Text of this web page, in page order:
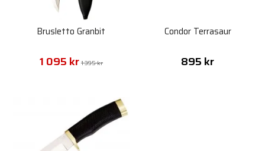
Brusletto Granbit
1 095 kr 1 395 kr
Condor Terrasaur
895 kr